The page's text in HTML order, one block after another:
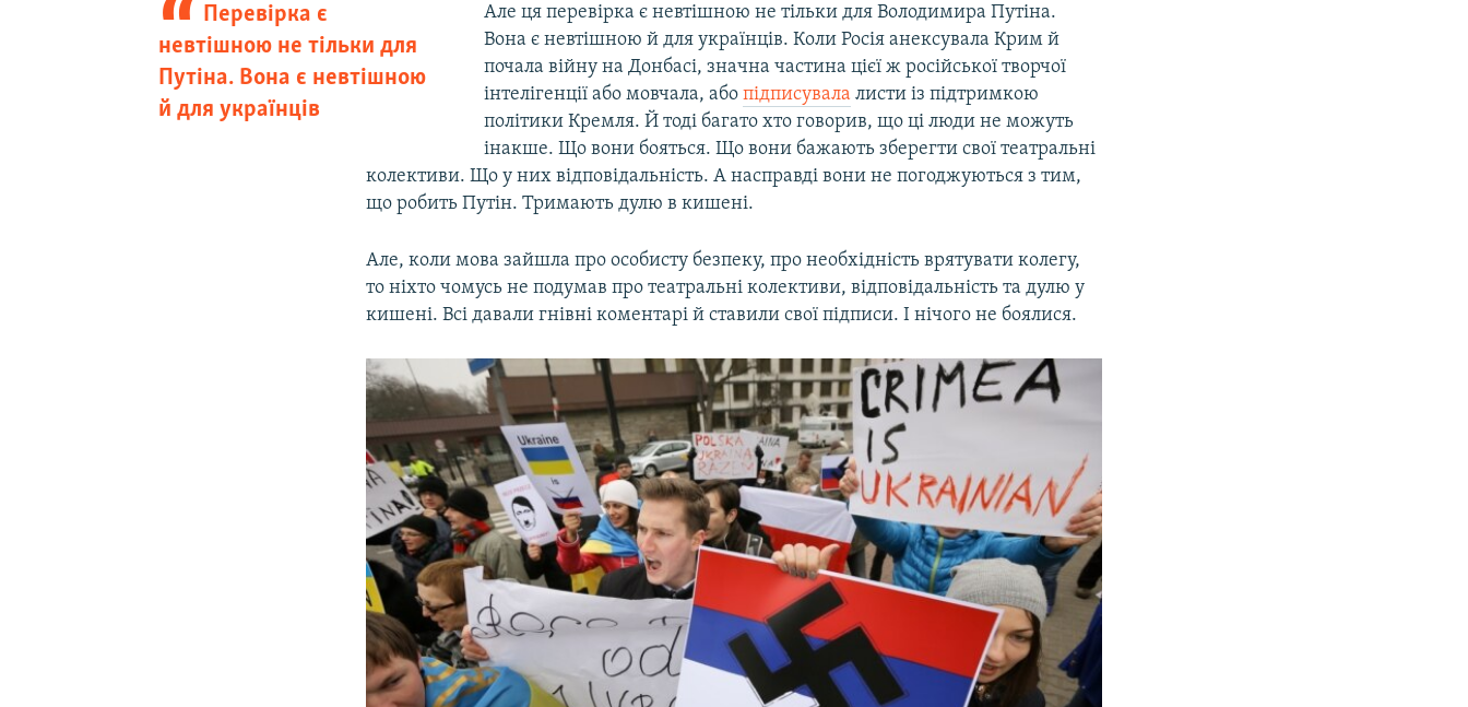
Перевірка є
невтішною не тільки для
Путіна. Вона є невтішною
й для українців
Але ця перевірка є невтішною не тільки для Володимира Путіна.
Вона є невтішною й для українців. Коли Росія анексувала Крим й
почала війну на Донбасі, значна частина цієї ж російської творчої
інтелігенції або мовчала, або підписувала листи із підтримкою
політики Кремля. Й тоді багато хто говорив, що ці люди не можуть
інакше. Що вони бояться. Що вони бажають зберегти свої театральні
колективи. Що у них відповідальність. А насправді вони не погоджуються з тим,
що робить Путін. Тримають дулю в кишені.
Але, коли мова зайшла про особисту безпеку, про необхідність врятувати колегу,
то ніхто чомусь не подумав про театральні колективи, відповідальність та дулю у
кишені. Всі давали гнівні коментарі й ставили свої підписи. І нічого не боялися.